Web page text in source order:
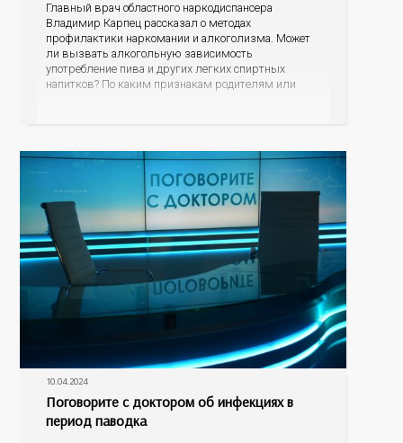
Главный врач областного наркодиспансера
Владимир Карпец рассказал о методах
профилактики наркомании и алкоголизма. Может
ли вызвать алкогольную зависимость
употребление пива и других легких спиртных
напитков? По каким признакам родителям или
обратиться
10.04.2024
Поговорите с доктором об инфекциях в
период паводка